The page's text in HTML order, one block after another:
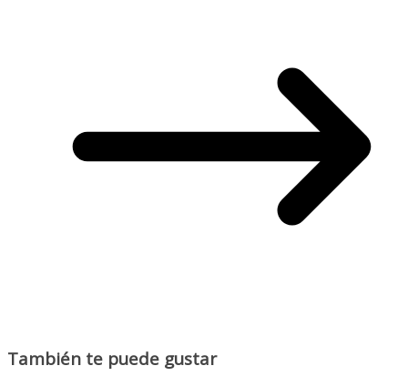
También te puede gustar